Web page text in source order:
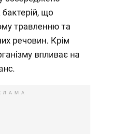
що
травленню та
речовин. Крім
впливає на